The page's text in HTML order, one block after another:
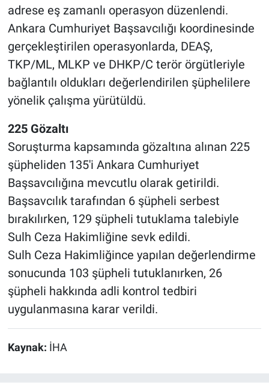
adrese eş zamanlı operasyon düzenlendi.
Ankara Cumhuriyet Başsavcılığı koordinesinde
gerçekleştirilen operasyonlarda, DEAŞ,
TKP/ML, MLKP ve DHKP/C terör örgütleriyle
bağlantılı oldukları değerlendirilen şüphelilere
yönelik çalışma yürütüldü.
225 Gözaltı
Soruşturma kapsamında gözaltına alınan 225
şüpheliden 135'i Ankara Cumhuriyet
Başsavcılığına mevcutlu olarak getirildi.
Başsavcılık tarafından 6 şüpheli serbest
bırakılırken, 129 şüpheli tutuklama talebiyle
Sulh Ceza Hakimliğine sevk edildi.
Sulh Ceza Hakimliğince yapılan değerlendirme
sonucunda 103 şüpheli tutuklanırken, 26
şüpheli hakkında adli kontrol tedbiri
uygulanmasına karar verildi.
Kaynak: İHA